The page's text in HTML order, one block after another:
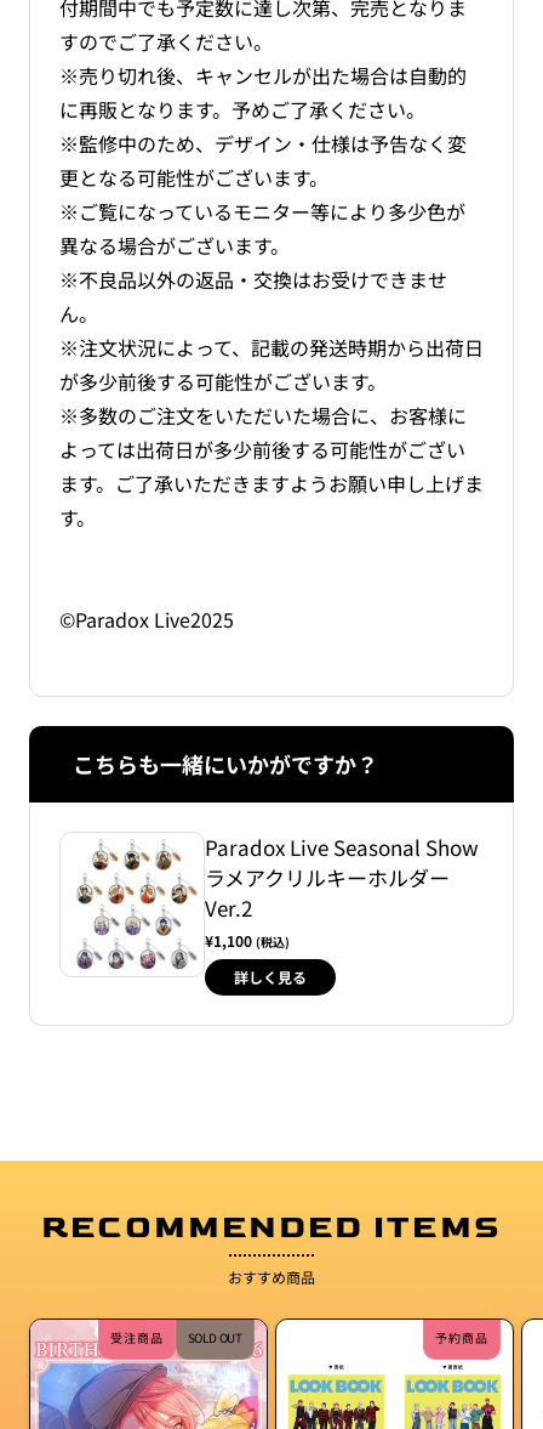
付期間中でも予定数に達し次第、完売となりま
すのでご了承ください。
※売り切れ後、キャンセルが出た場合は自動的
に再販となります。予めご了承ください。
※監修中のため、デザイン・仕様は予告なく変
更となる可能性がございます。
※ご覧になっているモニター等により多少色が
異なる場合がございます。
※不良品以外の返品・交換はお受けできませ
ん。
※注文状況によって、記載の発送時期から出荷日
が多少前後する可能性がございます。
※多数のご注文をいただいた場合に、お客様に
よっては出荷日が多少前後する可能性がござい
ます。ご了承いただきますようお願い申し上げま
す。
©Paradox Live2025
こちらも一緒にいかがですか？
Paradox Live Seasonal Show
ラメアクリルキーホルダー
Ver.2
¥1,100 (税込)
詳しく見る
RECOMMENDED ITEMS
おすすめ商品
受注商品 SOLD OUT 予約商品